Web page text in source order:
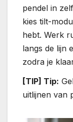
pendel in
kies tilt-
hebt. Werk
langs de lijn
zodra je
[TIP] Tip:
uitlijnen van